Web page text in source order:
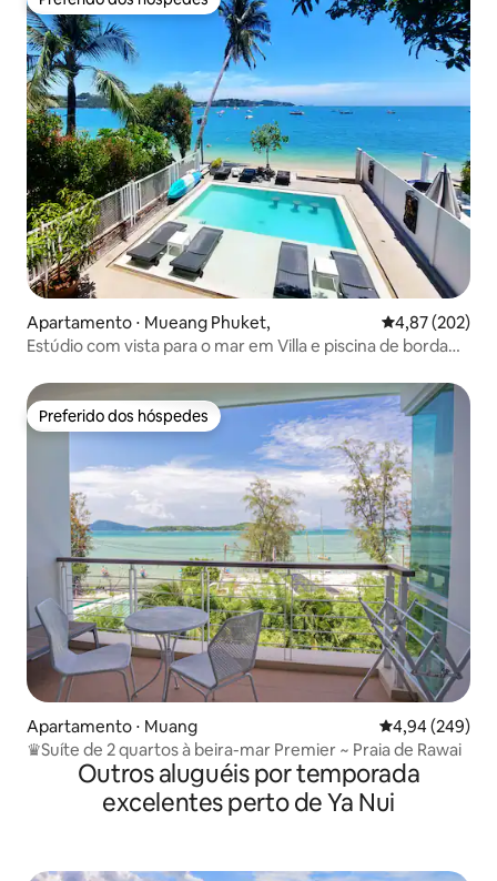
Preferido dos hóspedes
Apartamento ⋅ Mueang Phuket, 4,87 de uma
4,87 (202)
Estúdio com vista para o mar em Villa e piscina de borda
Preferido dos hóspedes
Preferido dos hóspedes
Apartamento ⋅ Muang 4,94 de uma
4,94 (249)
♛Suíte de 2 quartos à beira-mar Premier ~ Praia de Rawai
Outros aluguéis por temporada
excelentes perto de Ya Nui